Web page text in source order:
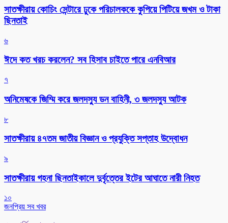
সাতক্ষীরায় কোচিং সেন্টারে ঢুকে পরিচালককে কুপিয়ে পিটিয়ে জখম ও টাকা
ছিনতাই
৬
ঈদে কত খরচ করলেন? সব হিসাব চাইতে পারে এনবিআর
৭
অনিমেষকে জিম্মি করে জলদস্যু ডন বাহিনী, ৩ জলদস্যু আটক
৮
সাতক্ষীরায় ৪৭তম জাতীয় বিজ্ঞান ও প্রযুক্তি সপ্তাহ উদ্বোধন
৯
সাতক্ষীরায় গহনা ছিনতাইকালে দুর্বৃত্তের ইটের আঘাতে নারী নিহত
১০
জনপ্রিয় সব খবর